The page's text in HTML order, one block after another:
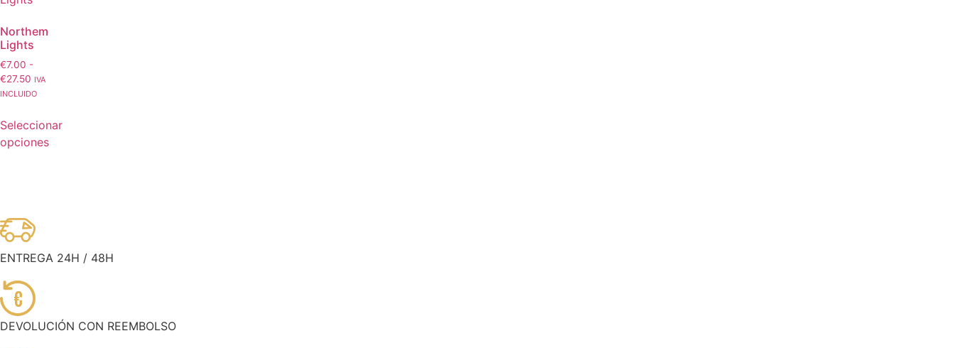
Northem
Lights
€7.00 -
€27.50 IVA
INCLUIDO
Seleccionar
opciones
ENTREGA 24H / 48H
€
DEVOLUCIÓN CON REEMBOLSO